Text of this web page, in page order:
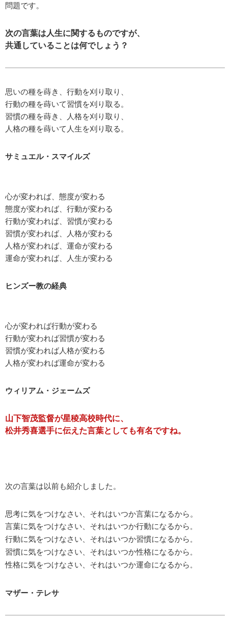
問題です。
次の言葉は人生に関するものですが、
共通していることは何でしょう？
思いの種を蒔き、行動を刈り取り、
行動の種を蒔いて習慣を刈り取る。
習慣の種を蒔き、人格を刈り取り、
人格の種を蒔いて人生を刈り取る。
サミュエル・スマイルズ
心が変われば、態度が変わる
態度が変われば、行動が変わる
行動が変われば、習慣が変わる
習慣が変われば、人格が変わる
人格が変われば、運命が変わる
運命が変われば、人生が変わる
ヒンズー教の経典
心が変われば行動が変わる
行動が変われば習慣が変わる
習慣が変われば人格が変わる
人格が変われば運命が変わる
ウィリアム・ジェームズ
山下智茂監督が星稜高校時代に、
松井秀喜選手に伝えた言葉としても有名ですね。
次の言葉は以前も紹介しました。
思考に気をつけなさい、それはいつか言葉になるから。
言葉に気をつけなさい、それはいつか行動になるから 。
行動に気をつけなさい、それはいつか習慣になるから 。
習慣に気をつけなさい、それはいつか性格になるから 。
性格に気をつけなさい、それはいつか運命になるから 。
マザー・テレサ